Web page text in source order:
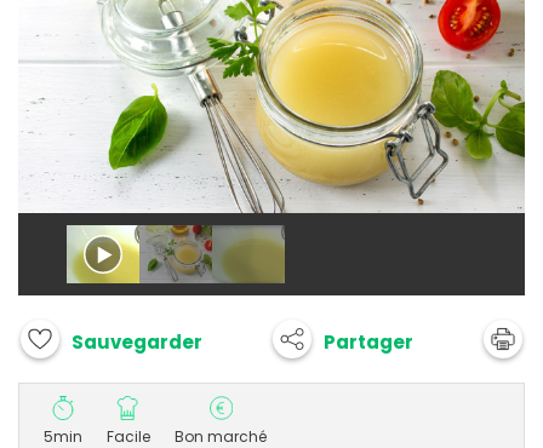
Sauvegarder Partager
5min Facile Bon marché